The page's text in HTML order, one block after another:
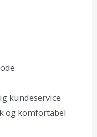
kundeservice
og komfortabel